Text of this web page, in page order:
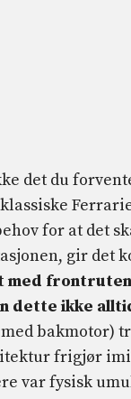
det du
for at det
gir det
med frontruten
dette ikke
bakmotor)
frigjør
var fysisk